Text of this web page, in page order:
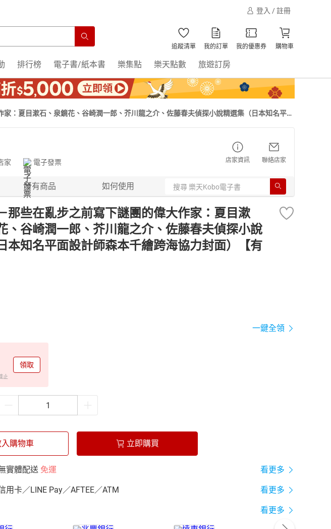
登入 / 註冊
追蹤清單 我的訂單 我的優惠券 購物車
排行榜 電子書/紙本書 樂集點 樂天點數 旅遊訂房
：夏目漱石、泉鏡花、谷崎潤一郎、芥川龍之介、佐藤春夫偵探小說精選集（日本知名平面
家 電子發票 店家資訊 聯絡店家
所有商品 如何使用
那些在亂步之前寫下謎團的偉大作家：夏目漱
、谷崎潤一郎、芥川龍之介、佐藤春夫偵探小說
本知名平面設計師森本千繪跨海協力封面）【有
一鍵全領
止
領取
購物車 立即購買
實體配送 免運 看更多
用卡／LINE Pay／AFTEE／ATM 看更多
看更多